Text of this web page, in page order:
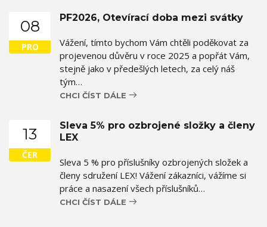
08
PRO
PF2026, Otevírací doba mezi svátky
Vážení, tímto bychom Vám chtěli poděkovat za
projevenou důvěru v roce 2025 a popřát Vám,
stejně jako v předešlých letech, za celý náš
tým…
CHCI ČÍST DÁLE
13
ČER
Sleva 5% pro ozbrojené složky a členy
LEX
Sleva 5 % pro příslušníky ozbrojených složek a
členy sdružení LEX! Vážení zákazníci, vážíme si
práce a nasazení všech příslušníků…
CHCI ČÍST DÁLE